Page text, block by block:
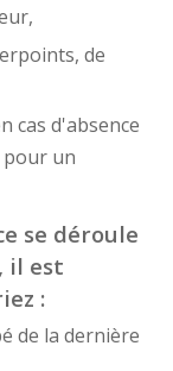
de
cas d'absence
pour un
se déroule
il est
:
de la dernière